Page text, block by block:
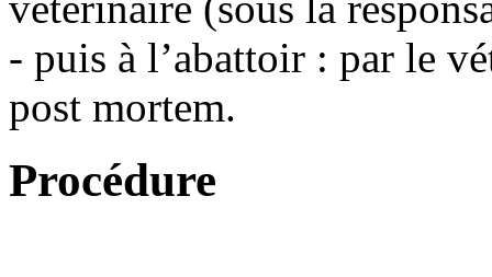
- puis à l’abattoir : par le
post mortem.
Procédure